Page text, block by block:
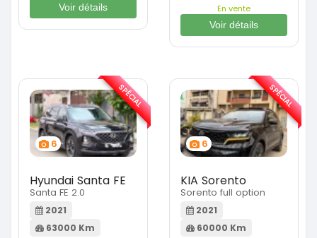
Voir détails
En vente
Voir détails
6
Hyundai Santa FE
Santa FE 2.0
2021
63000 Km
SPÉCIAL
6
KIA Sorento
Sorento full option
2021
60000 Km
SPÉCIAL